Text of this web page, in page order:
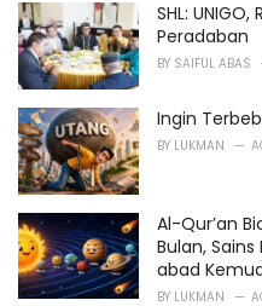
:
SHL:
Peradaban
BY SAIFUL ABAS
Ingin
BY LUKMAN
Al-Qur’an
Bulan,
abad
BY LUKMAN